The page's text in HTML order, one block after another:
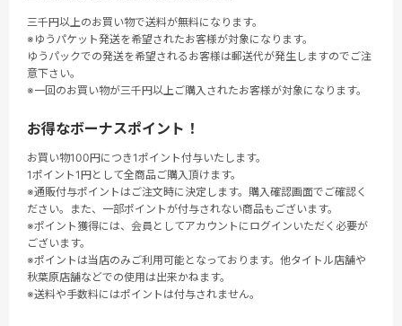
三千円以上のお買い物で送料が無料になります。
※ゆうパケット発送を希望されたお客様が対象になります。
ゆうパックでの発送を希望されるお客様は郵送代が発生しますのでご注
意下さい。
※一回のお買い物が三千円以上ご購入されたお客様が対象になります。
お得なボーナスポイント！
お買い物100円につき1ポイント付与いたします。
1ポイント1円として全商品ご購入頂けます。
※通販付与ポイントはご注文時に決定します。購入確認画面でご確認く
ださい。また、一部ポイントが付与されない商品もございます。
※ポイント獲得には、会員としてアカウントにログインいただく必要が
ございます。
※ポイントは当店のみご利用可能となっております。他タイトル店舗や
秋葉原店舗などでの使用は出来かねます。
※送料や手数料にはポイントは付与されません。